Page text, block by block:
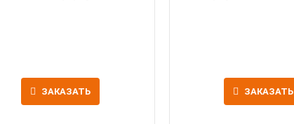
ЗАКАЗАТЬ ЗАКАЗАТЬ